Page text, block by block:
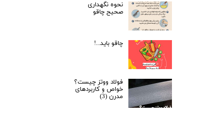
نحوه نگهداری
صحیح چاقو
چاقو باید...!
فولاد ووتز چیست؟
خواص و کاربردهای
مدرن (3)